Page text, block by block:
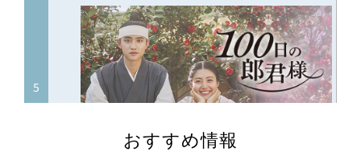
おすすめ情報